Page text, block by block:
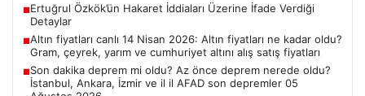
■Ertuğrul Özkök’ün Hakaret İddiaları Üzerine İfade Verdiği
Detaylar
■Altın fiyatları canlı 14 Nisan 2026: Altın fiyatları ne kadar oldu?
Gram, çeyrek, yarım ve cumhuriyet altını alış satış fiyatları
■Son dakika deprem mi oldu? Az önce deprem nerede oldu?
İstanbul, Ankara, İzmir ve il il AFAD son depremler 05